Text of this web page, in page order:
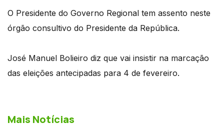
O Presidente do Governo Regional tem assento neste
órgão consultivo do Presidente da República.
José Manuel Bolieiro diz que vai insistir na marcação
das eleições antecipadas para 4 de fevereiro.
Mais Notícias